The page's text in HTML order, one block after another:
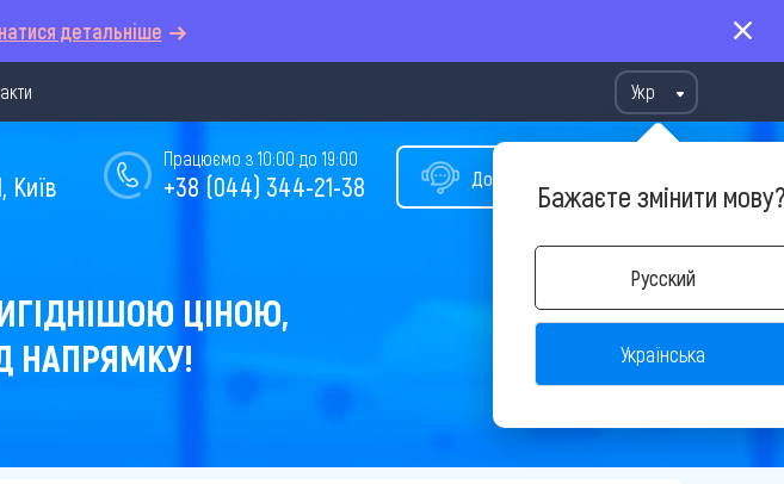
детальніше
Укр
Бажаєте змінити
Русский
Українська
Допомога у виборі туру
Працюємо з 10:00 до 19:00
+38 (044) 344-21-38
Київ
ЦІНОЮ,
НАПРЯМКУ!